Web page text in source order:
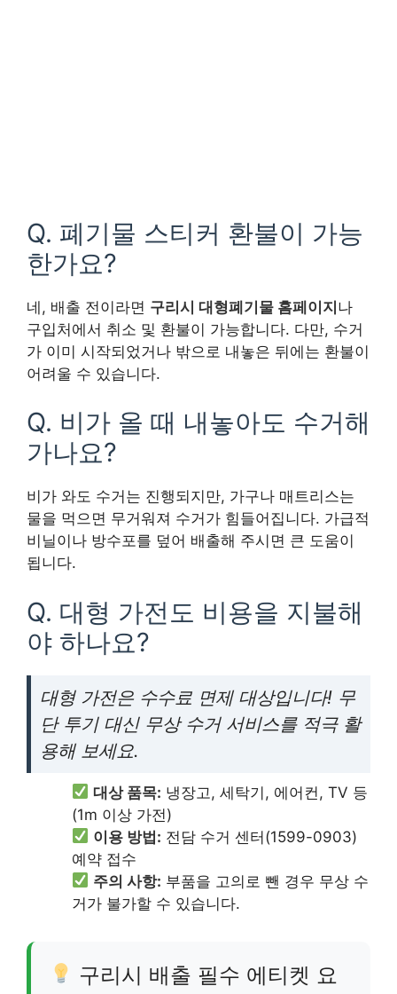
Q. 폐기물 스티커 환불이 가능
한가요?
네, 배출 전이라면 구리시 대형폐기물 홈페이지나
구입처에서 취소 및 환불이 가능합니다. 다만, 수거
가 이미 시작되었거나 밖으로 내놓은 뒤에는 환불이
어려울 수 있습니다.
Q. 비가 올 때 내놓아도 수거해
가나요?
비가 와도 수거는 진행되지만, 가구나 매트리스는
물을 먹으면 무거워져 수거가 힘들어집니다. 가급적
비닐이나 방수포를 덮어 배출해 주시면 큰 도움이
됩니다.
Q. 대형 가전도 비용을 지불해
야 하나요?
대형 가전은 수수료 면제 대상입니다! 무
단 투기 대신 무상 수거 서비스를 적극 활
용해 보세요.
대상 품목: 냉장고, 세탁기, 에어컨, TV 등
(1m 이상 가전)
이용 방법: 전담 수거 센터(1599-0903)
예약 접수
주의 사항: 부품을 고의로 뺀 경우 무상 수
거가 불가할 수 있습니다.
구리시 배출 필수 에티켓 요